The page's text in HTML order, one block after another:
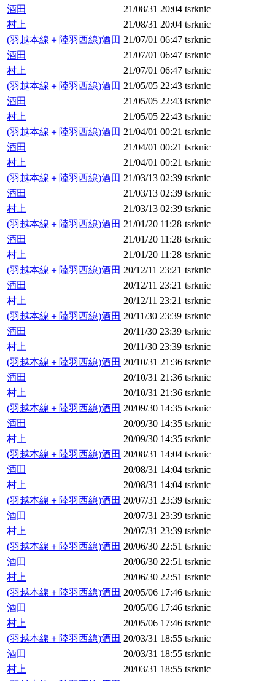
酒田
21/08/31 20:04 tsrknic
村上
21/08/31 20:04 tsrknic
(羽越本線＋陸羽西線)酒田 21/07/01 06:47 tsrknic
酒田
21/07/01 06:47 tsrknic
村上
21/07/01 06:47 tsrknic
(羽越本線＋陸羽西線)酒田 21/05/05 22:43 tsrknic
酒田
21/05/05 22:43 tsrknic
村上
21/05/05 22:43 tsrknic
(羽越本線＋陸羽西線)酒田 21/04/01 00:21 tsrknic
酒田
21/04/01 00:21 tsrknic
村上
21/04/01 00:21 tsrknic
(羽越本線＋陸羽西線)酒田 21/03/13 02:39 tsrknic
酒田
21/03/13 02:39 tsrknic
村上
21/03/13 02:39 tsrknic
(羽越本線＋陸羽西線)酒田 21/01/20 11:28 tsrknic
酒田
21/01/20 11:28 tsrknic
村上
21/01/20 11:28 tsrknic
(羽越本線＋陸羽西線)酒田 20/12/11 23:21 tsrknic
酒田
20/12/11 23:21 tsrknic
村上
20/12/11 23:21 tsrknic
(羽越本線＋陸羽西線)酒田 20/11/30 23:39 tsrknic
酒田
20/11/30 23:39 tsrknic
村上
20/11/30 23:39 tsrknic
(羽越本線＋陸羽西線)酒田 20/10/31 21:36 tsrknic
酒田
20/10/31 21:36 tsrknic
村上
20/10/31 21:36 tsrknic
(羽越本線＋陸羽西線)酒田 20/09/30 14:35 tsrknic
酒田
20/09/30 14:35 tsrknic
村上
20/09/30 14:35 tsrknic
(羽越本線＋陸羽西線)酒田 20/08/31 14:04 tsrknic
酒田
20/08/31 14:04 tsrknic
村上
20/08/31 14:04 tsrknic
(羽越本線＋陸羽西線)酒田 20/07/31 23:39 tsrknic
酒田
20/07/31 23:39 tsrknic
村上
20/07/31 23:39 tsrknic
(羽越本線＋陸羽西線)酒田 20/06/30 22:51 tsrknic
酒田
20/06/30 22:51 tsrknic
村上
20/06/30 22:51 tsrknic
(羽越本線＋陸羽西線)酒田 20/05/06 17:46 tsrknic
酒田
20/05/06 17:46 tsrknic
村上
20/05/06 17:46 tsrknic
(羽越本線＋陸羽西線)酒田 20/03/31 18:55 tsrknic
酒田
20/03/31 18:55 tsrknic
村上
20/03/31 18:55 tsrknic